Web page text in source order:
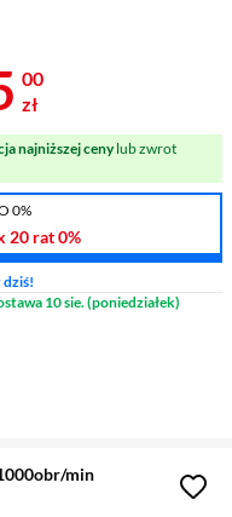
895 zł
00
zł
najniższej cenylub zwrot
0%
20 rat0%
dziś!
10 sie. (poniedziałek)
min